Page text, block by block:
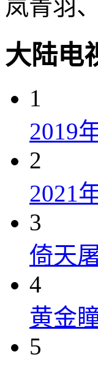
岚青羽
大陆电
1
2019
2
2021
3
倚天
4
黄金
5